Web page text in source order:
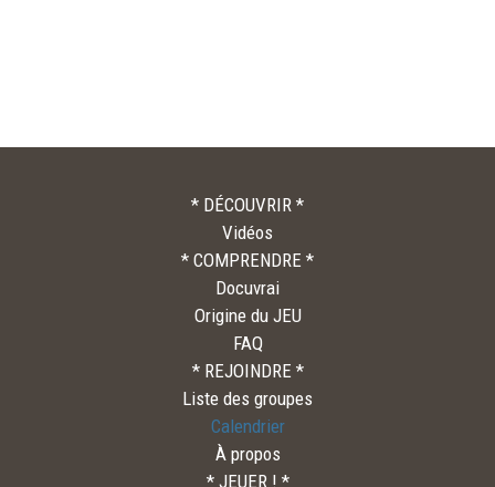
* DÉCOUVRIR *
Vidéos
* COMPRENDRE *
Docuvrai
Origine du JEU
FAQ
* REJOINDRE *
Liste des groupes
Calendrier
À propos
* JEUER ! *